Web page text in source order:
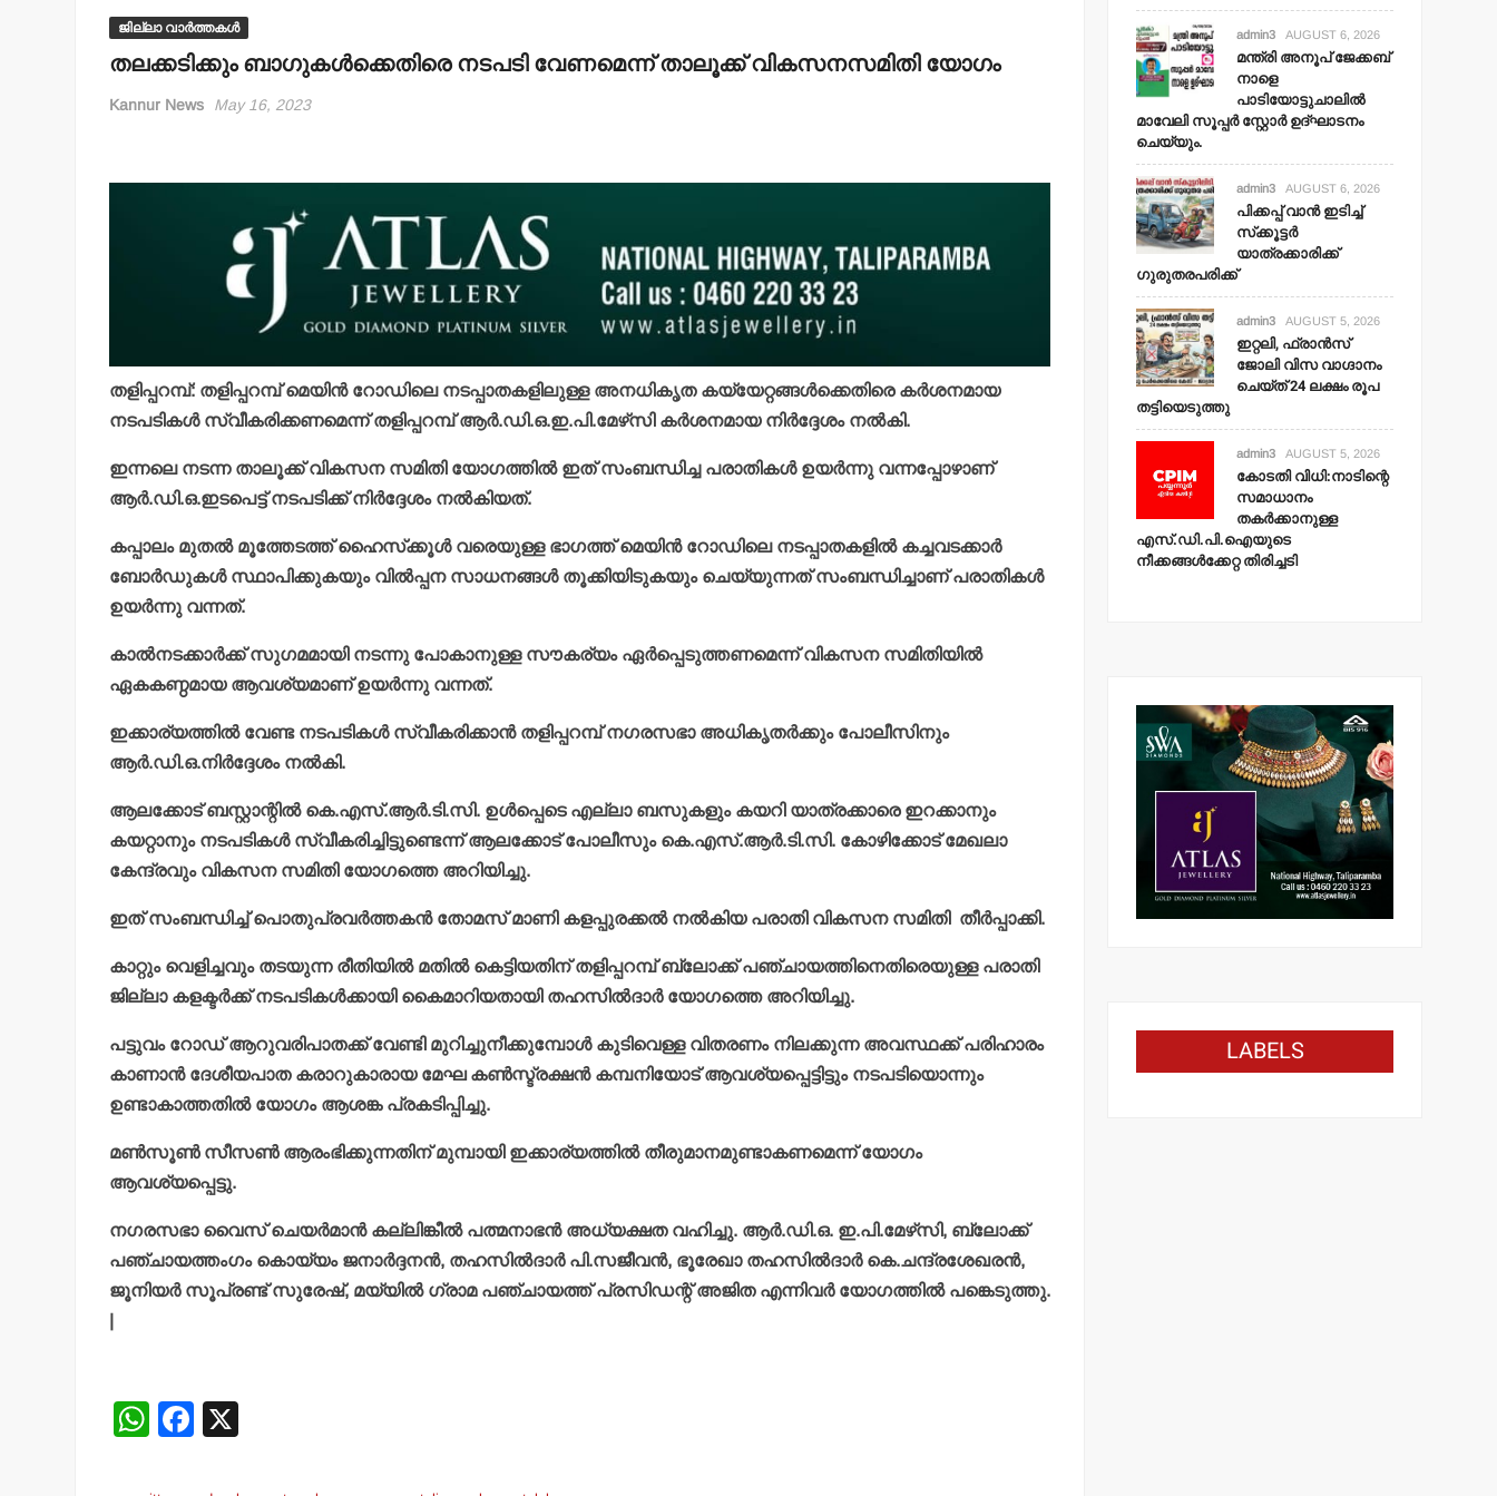
ജില്ലാ വാർത്തകൾ
തലക്കടിക്കും ബാഗുകള്‍ക്കെതിരെ നടപടി വേണമെന്ന് താലൂക്ക് വികസനസമിതി യോഗം
Kannur News May 16, 2023
തളിപ്പറമ്പ്: തളിപ്പറമ്പ് മെയിന്‍ റോഡിലെ നടപ്പാതകളിലുള്ള അനധികൃത കയ്യേറ്റങ്ങള്‍ക്കെതിരെ കര്‍ശനമായ
നടപടികള്‍ സ്വീകരിക്കണമെന്ന് തളിപ്പറമ്പ് ആര്‍.ഡി.ഒ.ഇ.പി.മേഴ്‌സി കര്‍ശനമായ നിര്‍ദ്ദേശം നല്‍കി.
ഇന്നലെ നടന്ന താലൂക്ക് വികസന സമിതി യോഗത്തില്‍ ഇത് സംബന്ധിച്ച പരാതികള്‍ ഉയര്‍ന്നു വന്നപ്പോഴാണ്
ആര്‍.ഡി.ഒ.ഇടപെട്ട് നടപടിക്ക് നിര്‍ദ്ദേശം നല്‍കിയത്.
കപ്പാലം മുതല്‍ മൂത്തേടത്ത് ഹൈസ്‌ക്കൂള്‍ വരെയുള്ള ഭാഗത്ത് മെയിന്‍ റോഡിലെ നടപ്പാതകളില്‍ കച്ചവടക്കാര്‍
ബോര്‍ഡുകള്‍ സ്ഥാപിക്കുകയും വില്‍പ്പന സാധനങ്ങള്‍ തൂക്കിയിടുകയും ചെയ്യുന്നത് സംബന്ധിച്ചാണ് പരാതികള്‍
ഉയര്‍ന്നു വന്നത്.
കാല്‍നടക്കാര്‍ക്ക് സുഗമമായി നടന്നു പോകാനുള്ള സൗകര്യം ഏര്‍പ്പെടുത്തണമെന്ന് വികസന സമിതിയില്‍
ഏകകണ്ഠമായ ആവശ്യമാണ് ഉയര്‍ന്നു വന്നത്.
ഇക്കാര്യത്തില്‍ വേണ്ട നടപടികള്‍ സ്വീകരിക്കാന്‍ തളിപ്പറമ്പ് നഗരസഭാ അധികൃതര്‍ക്കും പോലീസിനും
ആര്‍.ഡി.ഒ.നിര്‍ദ്ദേശം നല്‍കി.
ആലക്കോട് ബസ്റ്റാന്റില്‍ കെ.എസ്.ആര്‍.ടി.സി. ഉള്‍പ്പെടെ എല്ലാ ബസുകളും കയറി യാത്രക്കാരെ ഇറക്കാനും
കയറ്റാനും നടപടികള്‍ സ്വീകരിച്ചിട്ടുണ്ടെന്ന് ആലക്കോട് പോലീസും കെ.എസ്.ആര്‍.ടി.സി. കോഴിക്കോട് മേഖലാ
കേന്ദ്രവും വികസന സമിതി യോഗത്തെ അറിയിച്ചു.
ഇത് സംബന്ധിച്ച് പൊതുപ്രവര്‍ത്തകന്‍ തോമസ് മാണി കളപ്പുരക്കല്‍ നല്‍കിയ പരാതി വികസന സമിതി തീര്‍പ്പാക്കി.
കാറ്റും വെളിച്ചവും തടയുന്ന രീതിയില്‍ മതില്‍ കെട്ടിയതിന് തളിപ്പറമ്പ് ബ്ലോക്ക് പഞ്ചായത്തിനെതിരെയുള്ള പരാതി
ജില്ലാ കളക്ടര്‍ക്ക് നടപടികള്‍ക്കായി കൈമാറിയതായി തഹസില്‍ദാര്‍ യോഗത്തെ അറിയിച്ചു.
പട്ടുവം റോഡ് ആറുവരിപാതക്ക് വേണ്ടി മുറിച്ചുനീക്കുമ്പോള്‍ കുടിവെള്ള വിതരണം നിലക്കുന്ന അവസ്ഥക്ക് പരിഹാരം
കാണാന്‍ ദേശീയപാത കരാറുകാരായ മേഘ കണ്‍സ്ട്രക്ഷന്‍ കമ്പനിയോട് ആവശ്യപ്പെട്ടിട്ടും നടപടിയൊന്നും
ഉണ്ടാകാത്തതില്‍ യോഗം ആശങ്ക പ്രകടിപ്പിച്ചു.
മണ്‍സൂണ്‍ സീസണ്‍ ആരംഭിക്കുന്നതിന് മുമ്പായി ഇക്കാര്യത്തില്‍ തീരുമാനമുണ്ടാകണമെന്ന് യോഗം
ആവശ്യപ്പെട്ടു.
നഗരസഭാ വൈസ് ചെയര്‍മാന്‍ കല്ലിങ്കീല്‍ പത്മനാഭന്‍ അധ്യക്ഷത വഹിച്ചു. ആര്‍.ഡി.ഒ. ഇ.പി.മേഴ്‌സി, ബ്ലോക്ക്
പഞ്ചായത്തംഗം കൊയ്യം ജനാര്‍ദ്ദനന്‍, തഹസില്‍ദാര്‍ പി.സജീവന്‍, ഭൂരേഖാ തഹസില്‍ദാര്‍ കെ.ചന്ദ്രശേഖരന്‍,
ജൂനിയര്‍ സൂപ്രണ്ട് സുരേഷ്, മയ്യില്‍ ഗ്രാമ പഞ്ചായത്ത് പ്രസിഡന്റ് അജിത എന്നിവര്‍ യോഗത്തില്‍ പങ്കെടുത്തു.
W
F
admin3 AUGUST 6, 2026
മന്ത്രി അനൂപ് ജേക്കബ്
നാളെ
പാടിയോട്ടുചാലില്‍
മാവേലി സൂപ്പര്‍ സ്റ്റോര്‍ ഉദ്ഘാടനം
ചെയ്യും.
admin3 AUGUST 6, 2026
പിക്കപ്പ് വാന്‍ ഇടിച്ച്
സ്‌ക്കൂട്ടര്‍
യാത്രക്കാരിക്ക്
ഗുരുതരപരിക്ക്
admin3 AUGUST 5, 2026
ഇറ്റലി, ഫ്രാന്‍സ്
ജോലി വിസ വാഗ്ദാനം
ചെയ്ത് 24 ലക്ഷം രൂപ
തട്ടിയെടുത്തു
admin3 AUGUST 5, 2026
കോടതി വിധി:നാടിന്റെ
സമാധാനം
തകര്‍ക്കാനുള്ള
എസ്.ഡി.പി.ഐയുടെ
നീക്കങ്ങള്‍ക്കേറ്റ തിരിച്ചടി
LABELS